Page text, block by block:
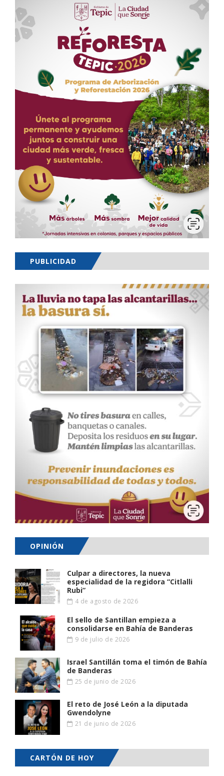
PUBLICIDAD
OPINIÓN
Culpar a directores, la nueva
especialidad de la regidora “Citlalli
Rubi”
4 de agosto de 2026
El sello de Santillan empieza a
consolidarse en Bahía de Banderas
9 de julio de 2026
Israel Santillán toma el timón de Bahía
de Banderas
25 de junio de 2026
El reto de José León a la diputada
Gwendolyne
21 de junio de 2026
CARTÓN DE HOY